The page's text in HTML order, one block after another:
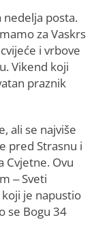
nedelja posta.
za Vaskrs
i vrbove
Vikend koji
praznik
ali se najviše
pred Strasnu i
Cvjetne. Ovu
– Sveti
je napustio
se Bogu 34